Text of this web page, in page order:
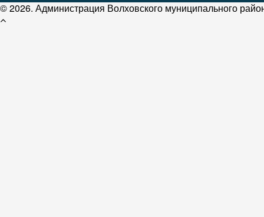
© 2026. Администрация Волховского муниципального